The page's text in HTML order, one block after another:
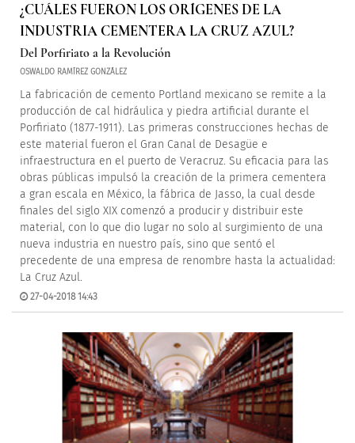
¿CUÁLES FUERON LOS ORÍGENES DE LA
INDUSTRIA CEMENTERA LA CRUZ AZUL?
Del Porfiriato a la Revolución
OSWALDO RAMÍREZ GONZÁLEZ
La fabricación de cemento Portland mexicano se remite a la
producción de cal hidráulica y piedra artificial durante el
Porfiriato (1877-1911). Las primeras construcciones hechas de
este material fueron el Gran Canal de Desagüe e
infraestructura en el puerto de Veracruz. Su eficacia para las
obras públicas impulsó la creación de la primera cementera
a gran escala en México, la fábrica de Jasso, la cual desde
finales del siglo XIX comenzó a producir y distribuir este
material, con lo que dio lugar no solo al surgimiento de una
nueva industria en nuestro país, sino que sentó el
precedente de una empresa de renombre hasta la actualidad:
La Cruz Azul.
27-04-2018 14:43